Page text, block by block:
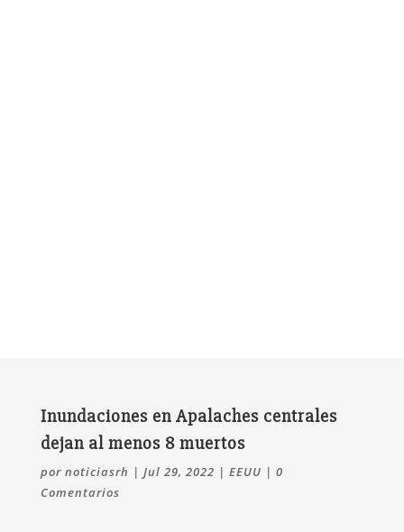
Inundaciones en Apalaches centrales
dejan al menos 8 muertos
por noticiasrh | Jul 29, 2022 | EEUU | 0
Comentarios